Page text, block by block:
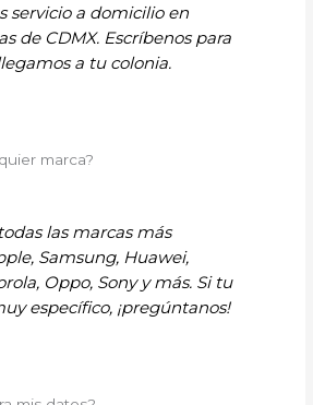
servicio a domicilio en
de CDMX. Escríbenos para
a tu colonia.
marca?
las marcas más
Samsung, Huawei,
Oppo, Sony y más. Si tu
específico, ¡pregúntanos!